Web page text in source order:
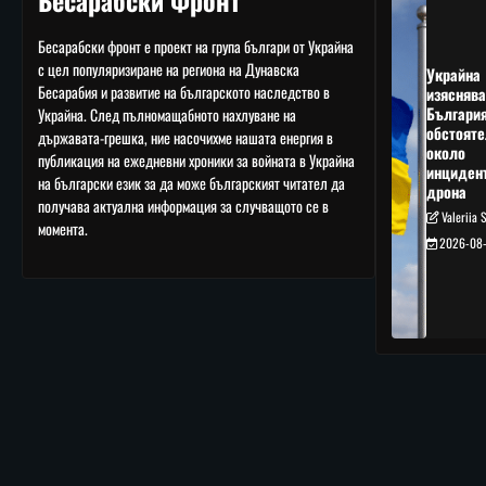
Бесарабски фронт е проект на група българи от Украйна
с цел популяризиране на региона на Дунавска
Бесарабия и развитие на българското наследство в
Украйна. След пълномащабното нахлуване на
държавата-грешка, ние насочихме нашата енергия в
публикация на ежедневни хроники за войната в Украйна
на български език за да може българският читател да
получава актуална информация за случващото се в
момента.
Украйна
около
дрона
Valeriia
2026-